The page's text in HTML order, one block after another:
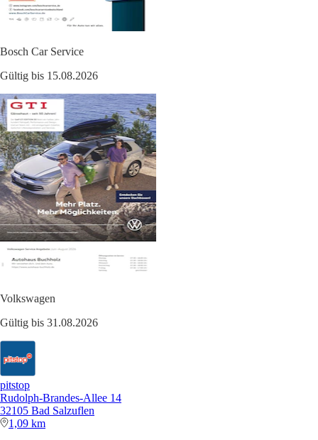
Bosch Car Service
Gültig bis 15.08.2026
Volkswagen
Gültig bis 31.08.2026
pitstop
Rudolph-Brandes-Allee 14
32105 Bad Salzuflen
1,09 km